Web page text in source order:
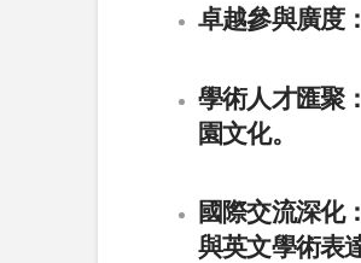
卓越參與廣度：
學術人才匯聚：
園文化。
國際交流深化：
與英文學術表